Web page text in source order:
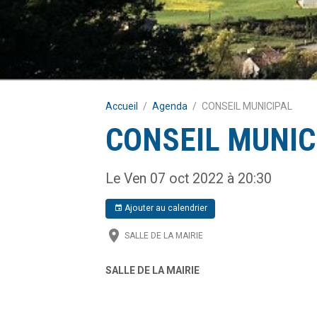
Accueil Agenda CONSEIL MUNICIPAL
CONSEIL
Le Ven 07 oct 2022 à 20:30
Ajouter au calendrier
SALLE DE LA MAIRIE
SALLE DE LA MAIRIE